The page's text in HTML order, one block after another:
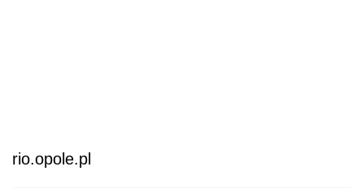
rio.opole.pl